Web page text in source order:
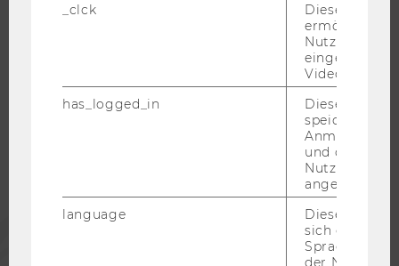
STUDIERENDE
PRESSE
_clck
Dieses Cookie
ermöglicht
Nutzung des
Video Players
has_logged_in
Dieses Cookie
speichert
und ob sich
Nutzer*in
angemeldet
language
Dieses
sich die
der